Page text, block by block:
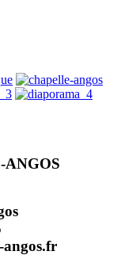
angos.fr